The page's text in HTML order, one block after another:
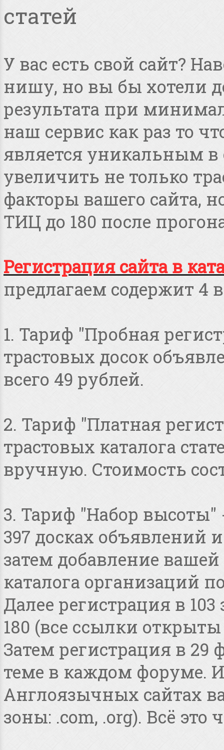
статей
У вас есть свой сайт?
нишу, но вы бы хотели
результата при
наш сервис как раз то
является уникальным в
увеличить не только
факторы вашего сайта,
ТИЦ до 180 после
Регистрация сайта в
предлагаем содержит 4
1. Тариф "Пробная
трастовых досок
всего 49 рублей.
2. Тариф "Платная
трастовых каталога
вручную. Стоимость
3. Тариф "Набор
397 досках объявлений
затем добавление
каталога организаций
Далее регистрация в
180 (все ссылки
Затем регистрация в 29
теме в каждом форуме.
Англоязычных сайтах
зоны: .com, .org). Всё это